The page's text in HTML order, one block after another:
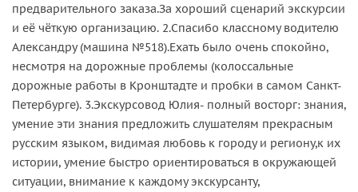
предварительного заказа.За хороший сценарий экскурсии
и её чёткую организацию. 2.Спасибо классному водителю
Александру (машина №518).Ехать было очень спокойно,
несмотря на дорожные проблемы (колоссальные
дорожные работы в Кронштадте и пробки в самом Санкт-
Петербурге). 3.Экскурсовод Юлия- полный восторг: знания,
умение эти знания предложить слушателям прекрасным
русским языком, видимая любовь к городу и региону,к их
истории, умение быстро ориентироваться в окружающей
ситуации, внимание к каждому экскурсанту,